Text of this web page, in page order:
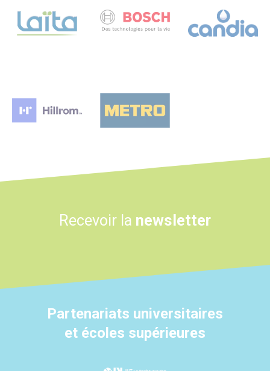
Recevoir la newsletter
Partenariats universitaires
et écoles supérieures